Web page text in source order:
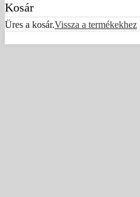
Kosár
Üres a kosár.Vissza a termékekhez